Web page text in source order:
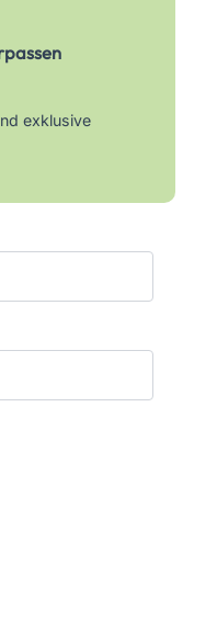
exklusive